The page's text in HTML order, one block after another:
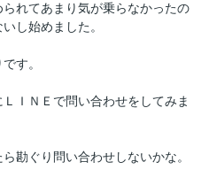
れてあまり気が乗らなかったの
し始めました。
す。
ＩＮＥで問い合わせをしてみま
勘ぐり問い合わせしないかな。